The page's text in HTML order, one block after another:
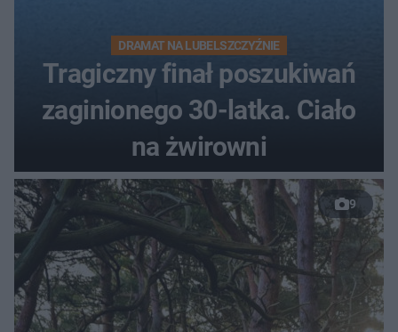
DRAMAT NA LUBELSZCZYŹNIE
Tragiczny finał poszukiwań
zaginionego 30-latka. Ciało
na żwirowni
9